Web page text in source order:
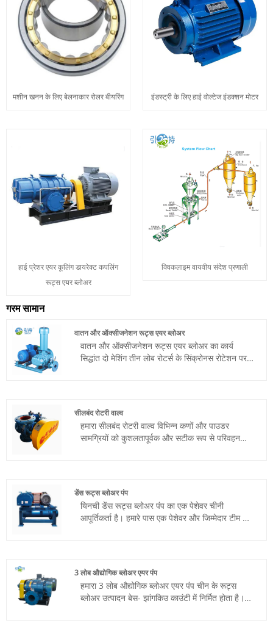
मशीन खनन के लिए बेलनाकार रोलर बीयरिंग इंडस्ट्री के लिए हाई वोल्टेज इंडक्शन मोटर
हाई प्रेशर एयर कूलिंग डायरेक्ट कपलिंग
रूट्स एयर ब्लोअर
क्विकलाइम वायवीय संदेश प्रणाली
गरम सामान
वातन और ऑक्सीजनेशन रूट्स एयर ब्लोअर
वातन और ऑक्सीजनेशन रूट्स एयर ब्लोअर का कार्य
सिद्धांत दो मेशिंग तीन लोब रोटर्स के सिंक्रोनस रोटेशन पर
उपयोग किया गया है जैसे कि सीवेज उपचार, भस्मक, जलीय
उत्पादों के लिए ऑक्सीजन की आपूर्ति, गैस सहायता प्राप्त
दहन, वर्कपीस डिमोल्डिंग और पाउडर कण संदेश। यिनची
ब्रांड रूट्स ब्लोअर वर्षों के अनुसंधान और तकनीकी संचय
सीलबंद रोटरी वाल्व
हमारा सीलबंद रोटरी वाल्व विभिन्न कणों और पाउडर
सामग्रियों को कुशलतापूर्वक और सटीक रूप से परिवहन
डेंस रूट्स ब्लोअर पंप
यिनची डेंस रूट्स ब्लोअर पंप का एक पेशेवर चीनी
आपूर्तिकर्ता है। हमारे पास एक पेशेवर और जिम्मेदार टीम और
एक अभिनव दृष्टिकोण से शुरुआत करते हुए, हम चाइना डेंस
टाइप रूट्स वैक्यूम पंप के लिए एक नया लक्ष्य बनाने का
प्रयास करते हैं।
3 लोब औद्योगिक ब्लोअर एयर पंप
हमारा 3 लोब औद्योगिक ब्लोअर एयर पंप चीन के रूट्स
ब्लोअर उत्पादन बेस- झांगकिउ काउंटी में निर्मित होता है।